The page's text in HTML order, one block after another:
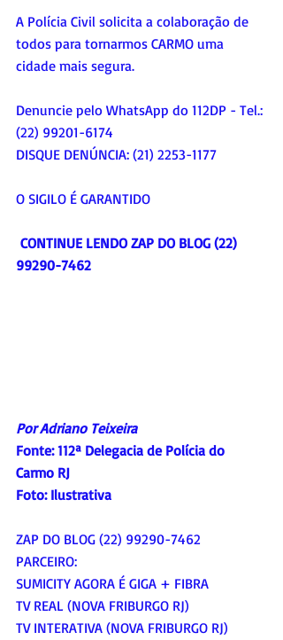
A Polícia Civil solicita a colaboração de
todos para tornarmos CARMO uma
cidade mais segura.
Denuncie pelo WhatsApp do 112DP - Tel.:
(22) 99201-6174
DISQUE DENÚNCIA: (21) 2253-1177
O SIGILO É GARANTIDO
CONTINUE LENDO ZAP DO BLOG (22)
99290-7462
Por Adriano Teixeira
Fonte: 112ª Delegacia de Polícia do
Carmo RJ
Foto: Ilustrativa
ZAP DO BLOG (22) 99290-7462
PARCEIRO:
SUMICITY AGORA É GIGA + FIBRA
TV REAL (NOVA FRIBURGO RJ)
TV INTERATIVA (NOVA FRIBURGO RJ)